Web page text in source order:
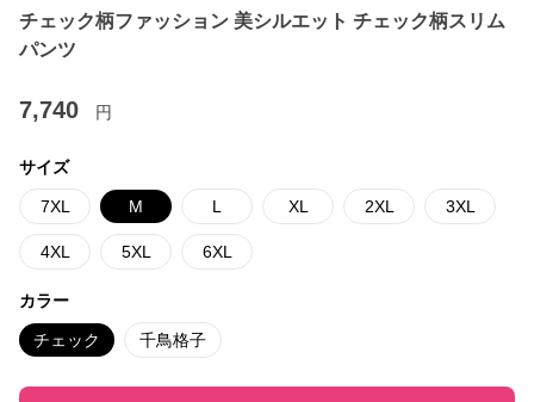
チェック柄ファッション 美シルエット チェック柄スリム
パンツ
7,740 円
サイズ
7XL M L XL 2XL 3XL
4XL 5XL 6XL
カラー
チェック 千鳥格子